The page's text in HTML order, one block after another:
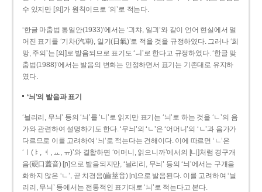
수 있지만 [의]가 원칙이므로 ‘의’로 적는다.
‘한글 마춤법 통일안(1933)’에서는 ‘긔챠, 일긔’와 같이 언어 현실에서 멀
어진 표기를 ‘기차(汽車), 일기(日氣)’로 적을 것을 규정하였다. 그러나 ‘희
망, 주의’는 [의]로 발음되므로 표기도 ‘ㅢ’로 한다고 규정하였다. ‘한글 맞
춤법(1988)’에서는 발음의 변화는 인정하면서 표기는 기존대로 유지하
였다.
‘늬’의 발음과 표기
‘늴리리, 무늬’ 등의 ‘늬’를 ‘니’로 읽지만 표기는 ‘늬’로 하는 것을 ‘ㄴ’의 음
가와 관련하여 설명하기도 한다. ‘무늬’의 ‘ㄴ’은 ‘어머니’의 ‘ㄴ’과 음가가
다르므로 이를 고려하여 ‘늬’로 적는다는 견해이다. 이에 따르면 ‘ㄴ’은
‘ㅣ(ㅑ, ㅕ, ㅛ, ㅠ)’와 결합하면 ‘어머니, 읽으니까’에서의 [니]처럼 경구개
음(硬口蓋音) [ɲ]으로 발음되지만, ‘늴리리, 무늬’ 등의 ‘늬’에서는 구개음
화하지 않은 ‘ㄴ’, 곧 치경음(齒莖音) [n]으로 발음된다. 이를 고려하여 ‘늴
리리, 무늬’ 등에서는 전통적인 표기대로 ‘늬’로 적는다고 본다.